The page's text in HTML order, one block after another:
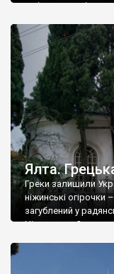
є відданими
Ялта.
Греки залишили
ніжинські огірочки
загублений у
Ніжин греки?